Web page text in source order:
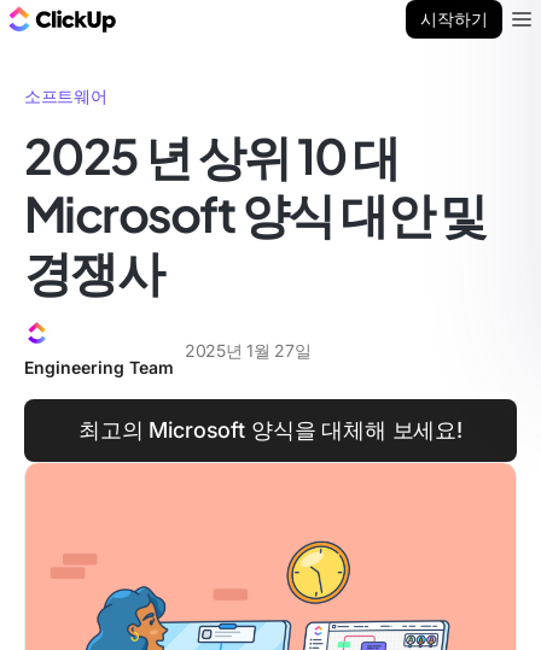
시작하기
소프트웨어
2025 년 상위 10 대
Microsoft 양식 대안 및
경쟁사
Engineering Team
2025년 1월 27일
최고의 Microsoft 양식을 대체해 보세요!